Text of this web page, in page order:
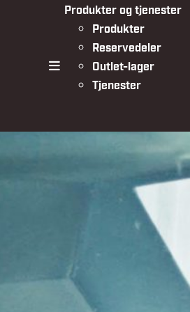
meny
Produkter og tjenester
Produkter
Reservedeler
Outlet-lager
Tjenester